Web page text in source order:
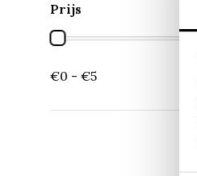
Prijs
€0 - €5